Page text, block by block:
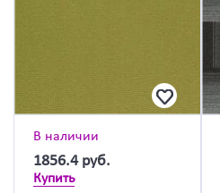
В наличии
1856.4 руб.
Купить